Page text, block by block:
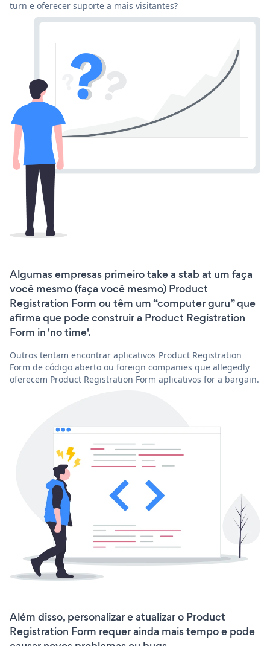
turn e oferecer suporte a mais visitantes?
Algumas empresas primeiro take a stab at um faça
você mesmo (faça você mesmo) Product
Registration Form ou têm um “computer guru” que
afirma que pode construir a Product Registration
Form in 'no time'.
Outros tentam encontrar aplicativos Product Registration
Form de código aberto ou foreign companies que allegedly
oferecem Product Registration Form aplicativos for a bargain.
Além disso, personalizar e atualizar o Product
Registration Form requer ainda mais tempo e pode